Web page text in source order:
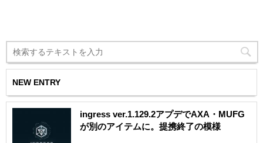
NEW ENTRY
ingress ver.1.129.2アプデでAXA・MUFG
が別のアイテムに。提携終了の模様